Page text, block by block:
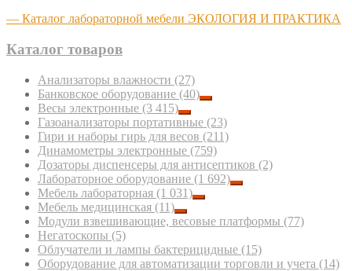
— Каталог лабораторной мебели ЭКОЛОГИЯ И ПРАКТИКА
Каталог товаров
Анализаторы влажности (27)
Банковское оборудование (40)
Весы электронные (3 415)
Газоанализаторы портативные (23)
Гири и наборы гирь для весов (211)
Динамометры электронные (759)
Дозаторы диспенсеры для антисептиков (2)
Лабораторное оборудование (1 692)
Мебель лабораторная (1 031)
Мебель медицинская (11)
Модули взвешивающие, весовые платформы (77)
Негатоскопы (5)
Облучатели и лампы бактерицидные (15)
Оборудование для автоматизации торговли и учета (14)